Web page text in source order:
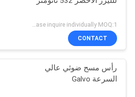
Please inquire individually MOQ:1
CONTACT
رأس مسح ضوئي عالي
السرعة Galvo